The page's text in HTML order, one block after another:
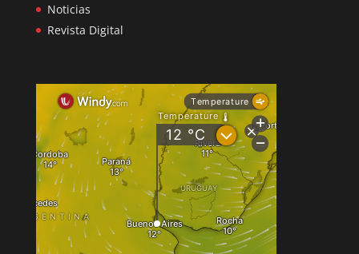
Noticias
Revista Digital